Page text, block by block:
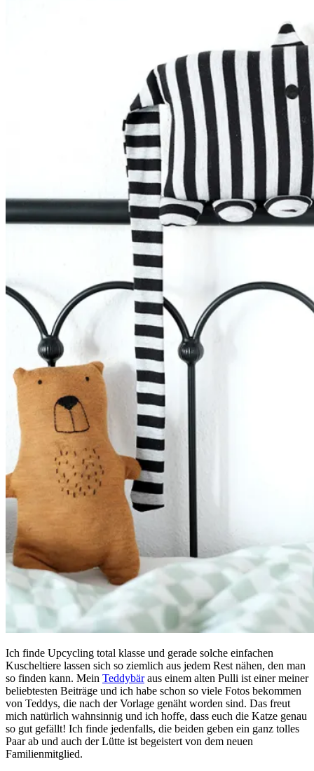
Ich finde Upcycling total klasse und gerade solche einfachen
Kuscheltiere lassen sich so ziemlich aus jedem Rest nähen, den man
so finden kann. Mein Teddybäraus einem alten Pulli ist einer meiner
beliebtesten Beiträge und ich habe schon so viele Fotos bekommen
von Teddys, die nach der Vorlage genäht worden sind. Das freut
mich natürlich wahnsinnig und ich hoffe, dass euch die Katze genau
so gut gefällt! Ich finde jedenfalls, die beiden geben ein ganz tolles
Paar ab und auch der Lütte ist begeistert von dem neuen
Familienmitglied.